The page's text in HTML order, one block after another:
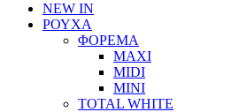
NEW IN
ΡΟΥΧΑ
ΦΟΡΕΜΑ
MAXI
MIDI
MINI
TOTAL WHITE